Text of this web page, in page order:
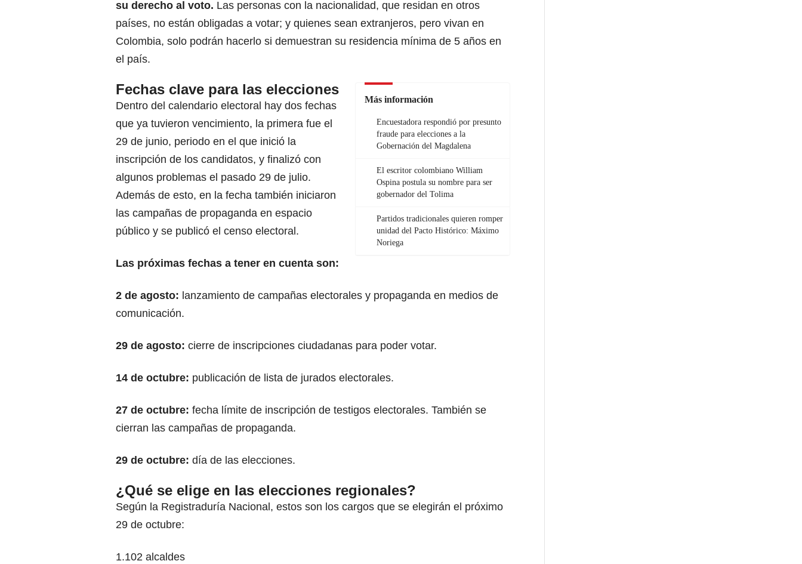
su derecho al voto. Las personas con la nacionalidad, que residan en otros
países, no están obligadas a votar; y quienes sean extranjeros, pero vivan en
Colombia, solo podrán hacerlo si demuestran su residencia mínima de 5 años en
el país.
Más información
Encuestadora respondió por presunto
fraude para elecciones a la
Gobernación del Magdalena
El escritor colombiano William
Ospina postula su nombre para ser
gobernador del Tolima
Partidos tradicionales quieren romper
unidad del Pacto Histórico: Máximo
Noriega
Fechas clave para las elecciones
Dentro del calendario electoral hay dos fechas
que ya tuvieron vencimiento, la primera fue el
29 de junio, periodo en el que inició la
inscripción de los candidatos, y finalizó con
algunos problemas el pasado 29 de julio.
Además de esto, en la fecha también iniciaron
las campañas de propaganda en espacio
público y se publicó el censo electoral.
Las próximas fechas a tener en cuenta son:
2 de agosto: lanzamiento de campañas electorales y propaganda en medios de
comunicación.
29 de agosto: cierre de inscripciones ciudadanas para poder votar.
14 de octubre: publicación de lista de jurados electorales.
27 de octubre: fecha límite de inscripción de testigos electorales. También se
cierran las campañas de propaganda.
29 de octubre: día de las elecciones.
¿Qué se elige en las elecciones regionales?
Según la Registraduría Nacional, estos son los cargos que se elegirán el próximo
29 de octubre:
1.102 alcaldes